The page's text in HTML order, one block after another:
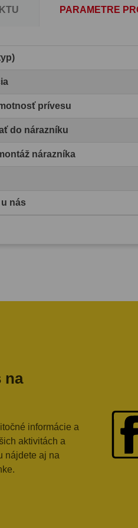
PARAMETRE
prívesu
do nárazníku
nárazníka
nás
na
informácie a
aktivitách a
nájdete aj na